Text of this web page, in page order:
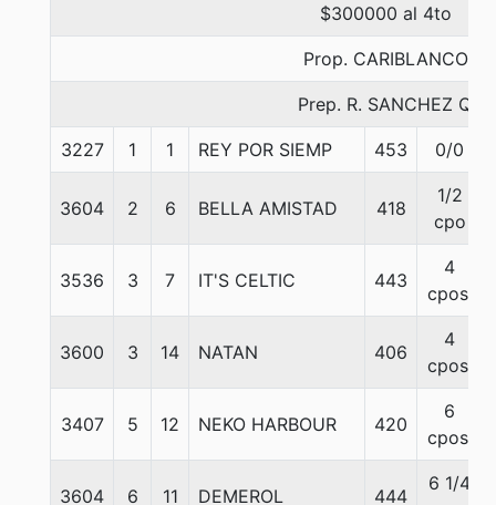
$300000 al 4to
Prop. CARIBLANCO
Prep. R. SANCHEZ Q.
3227 1 1 REY POR SIEMP 453 0/0
3604 2 6 BELLA AMISTAD 418
1/2
cpo
3536 3 7 IT'S CELTIC 443
4
cpos.
3600 3 14 NATAN 406
4
cpos.
3407 5 12 NEKO HARBOUR 420
6
cpos.
3604 6 11 DEMEROL 444
6 1/4